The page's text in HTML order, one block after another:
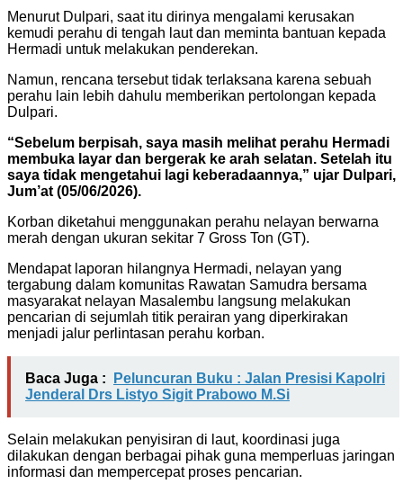
Menurut Dulpari, saat itu dirinya mengalami kerusakan
kemudi perahu di tengah laut dan meminta bantuan kepada
Hermadi untuk melakukan penderekan.
Namun, rencana tersebut tidak terlaksana karena sebuah
perahu lain lebih dahulu memberikan pertolongan kepada
Dulpari.
“Sebelum berpisah, saya masih melihat perahu Hermadi
membuka layar dan bergerak ke arah selatan. Setelah itu
saya tidak mengetahui lagi keberadaannya,” ujar Dulpari,
Jum’at (05/06/2026).
Korban diketahui menggunakan perahu nelayan berwarna
merah dengan ukuran sekitar 7 Gross Ton (GT).
Mendapat laporan hilangnya Hermadi, nelayan yang
tergabung dalam komunitas Rawatan Samudra bersama
masyarakat nelayan Masalembu langsung melakukan
pencarian di sejumlah titik perairan yang diperkirakan
menjadi jalur perlintasan perahu korban.
Baca Juga :
Peluncuran Buku : Jalan Presisi Kapolri
Jenderal Drs Listyo Sigit Prabowo M.Si
Selain melakukan penyisiran di laut, koordinasi juga
dilakukan dengan berbagai pihak guna memperluas jaringan
informasi dan mempercepat proses pencarian.